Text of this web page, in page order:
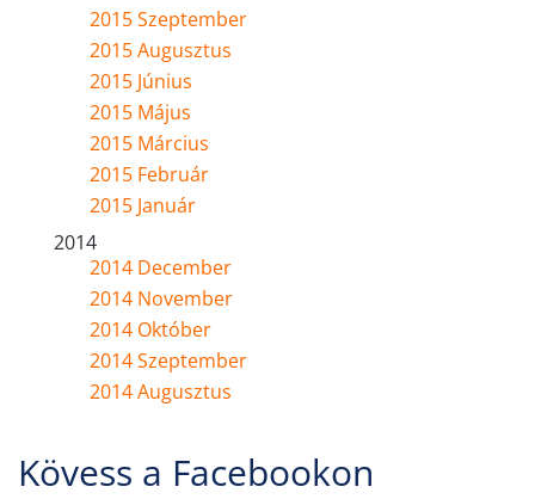
2015 Szeptember
2015 Augusztus
2015 Június
2015 Május
2015 Március
2015 Február
2015 Január
2014
2014 December
2014 November
2014 Október
2014 Szeptember
2014 Augusztus
Kövess a Facebookon